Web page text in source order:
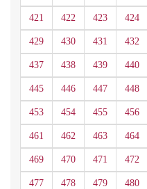
421 422 423 424
429 430 431 432
437 438 439 440
445 446 447 448
453 454 455 456
461 462 463 464
469 470 471 472
477 478 479 480